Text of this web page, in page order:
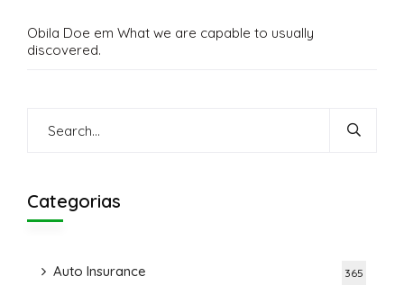
Obila Doe em What we are capable to usually
discovered.
Categorias
Auto Insurance 365